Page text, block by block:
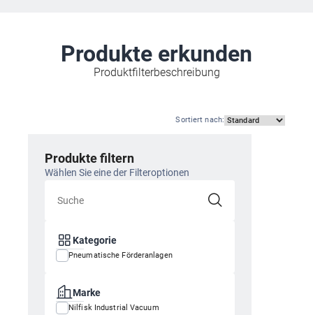
Produkte erkunden
Produktfilterbeschreibung
Sortiert nach:
Produkte filtern
Wählen Sie eine der Filteroptionen
Kategorie
Pneumatische Förderanlagen
Marke
Nilfisk Industrial Vacuum